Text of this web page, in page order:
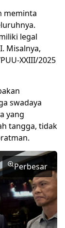
meminta
legal
Misalnya,
XXIII/2025
swadaya
yang
tangga, tidak
Perbesar